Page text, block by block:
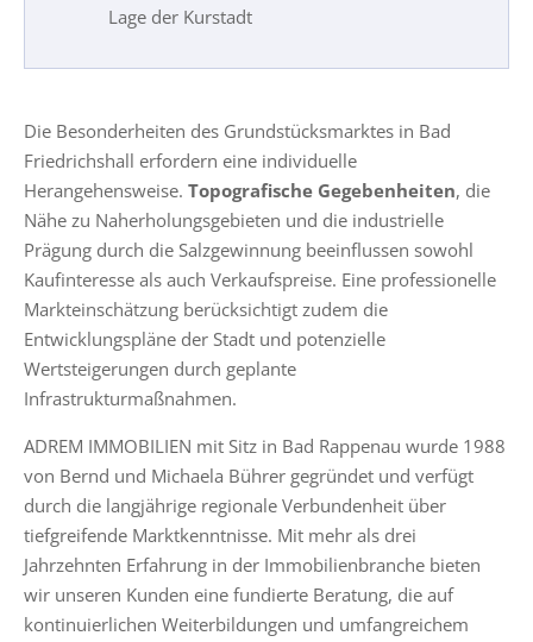
Lage der Kurstadt
Die Besonderheiten des Grundstücksmarktes in Bad
Friedrichshall erfordern eine individuelle
Herangehensweise. Topografische Gegebenheiten, die
Nähe zu Naherholungsgebieten und die industrielle
Prägung durch die Salzgewinnung beeinflussen sowohl
Kaufinteresse als auch Verkaufspreise. Eine professionelle
Markteinschätzung berücksichtigt zudem die
Entwicklungspläne der Stadt und potenzielle
Wertsteigerungen durch geplante
Infrastrukturmaßnahmen.
ADREM IMMOBILIEN mit Sitz in Bad Rappenau wurde 1988
von Bernd und Michaela Bührer gegründet und verfügt
durch die langjährige regionale Verbundenheit über
tiefgreifende Marktkenntnisse. Mit mehr als drei
Jahrzehnten Erfahrung in der Immobilienbranche bieten
wir unseren Kunden eine fundierte Beratung, die auf
kontinuierlichen Weiterbildungen und umfangreichem